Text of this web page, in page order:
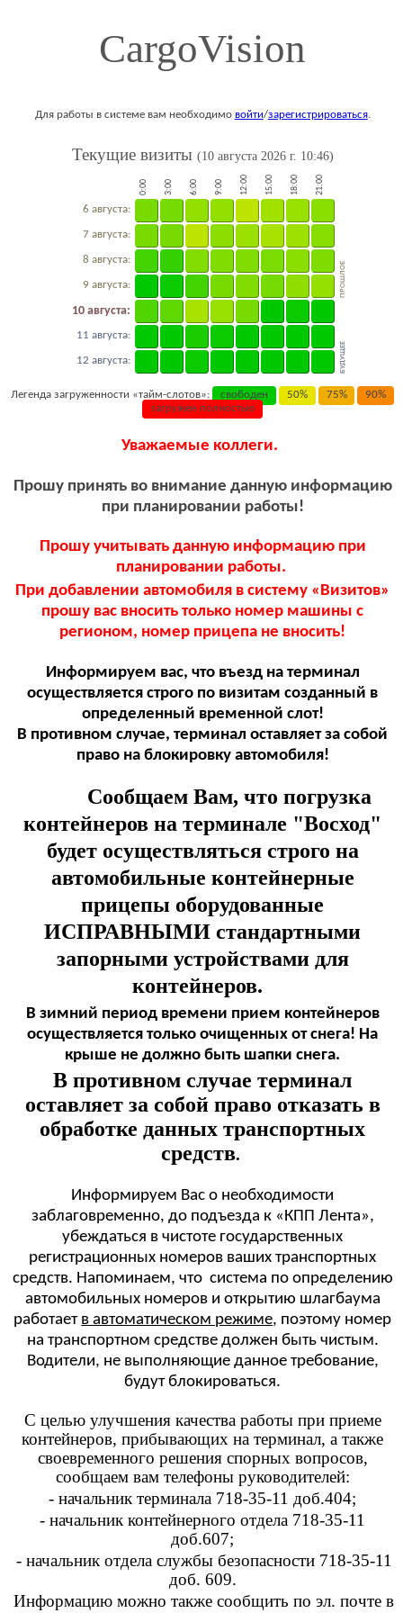
CargoVision
Для работы в системе вам необходимо войти/зарегистрироваться.
Текущие визиты (10 августа 2026 г. 10:46)
0:00 3:00 6:00 9:00 12:00 15:00 18:00 21:00
6 августа:
ПРОШЛОЕ
7 августа:
8 августа:
9 августа:
10 августа:
11 августа:
БУДУЩЕЕ
12 августа:
Легенда загруженности «тайм-слотов»: свободен 50% 75%
90%
загружен полностью
Уважаемые коллеги.
Прошу принять во внимание данную информацию
при планировании работы!
Прошу учитывать данную информацию при
планировании работы.
При добавлении автомобиля в систему «Визитов»
прошу вас вносить только номер машины с
регионом, номер прицепа не вносить!
Информируем вас, что въезд на терминал
осуществляется строго по визитам созданный в
определенный временной слот!
В противном случае, терминал оставляет за собой
право на блокировку автомобиля!
Сообщаем Вам, что погрузка
контейнеров на терминале "Восход"
будет осуществляться строго на
автомобильные контейнерные
прицепы оборудованные
ИСПРАВНЫМИ стандартными
запорными устройствами для
контейнеров.
В зимний период времени прием контейнеров
осуществляется только очищенных от снега! На
крыше не должно быть шапки снега.
В противном случае терминал
оставляет за собой право отказать в
обработке данных транспортных
средств.
Информируем Вас о необходимости
заблаговременно, до подъезда к «КПП Лента»,
убеждаться в чистоте государственных
регистрационных номеров ваших транспортных
средств. Напоминаем, что система по определению
автомобильных номеров и открытию шлагбаума
работает в автоматическом режиме, поэтому номер
на транспортном средстве должен быть чистым.
Водители, не выполняющие данное требование,
будут блокироваться.
С целью улучшения качества работы при приеме
контейнеров, прибывающих на терминал, а также
своевременного решения спорных вопросов,
сообщаем вам телефоны руководителей:
- начальник терминала 718-35-11 доб.404;
- начальник контейнерного отдела 718-35-11
доб.607;
- начальник отдела службы безопасности 718-35-11
доб. 609.
Информацию можно также сообщить по эл. почте в